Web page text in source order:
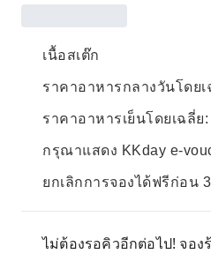
เนื้อสเต๊ก
ราคาอาหารกลางวันโดยเ
ราคาอาหารเย็นโดยเฉลี่ย
กรุณาแสดง KKday e-
ยกเลิกการจองได้ฟรีก่อน
ไม่ต้องรอคิวอีกต่อไป! จอง